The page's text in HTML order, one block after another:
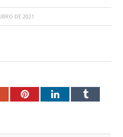
DE 2021
PinterestLinkedInTumblr